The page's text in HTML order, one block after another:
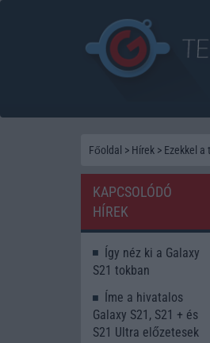
Főoldal > Hírek > Ezekkel a
KAPCSOLÓDÓ
HÍREK
Így néz ki a Galaxy
S21 tokban
Íme a hivatalos
Galaxy S21, S21 + és
S21 Ultra előzetesek